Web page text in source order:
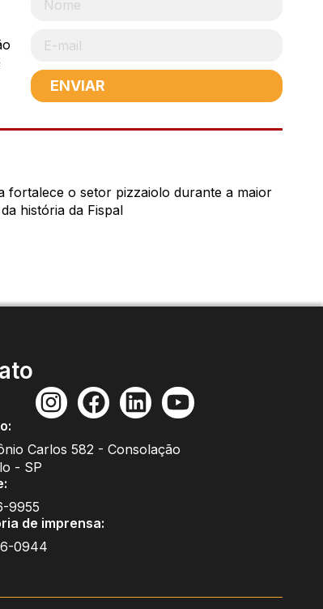
ENVIAR
fortalece o setor pizzaiolo durante a maior
história da Fispal
Carlos 582 - Consolação
- SP
9955
de imprensa:
0944